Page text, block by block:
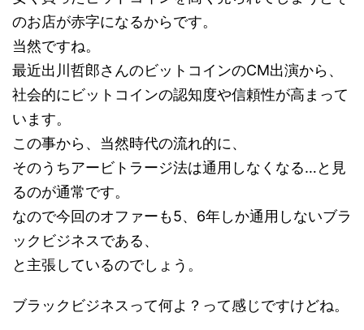
のお店が赤字になるからです。
当然ですね。
最近出川哲郎さんのビットコインのCM出演から、
社会的にビットコインの認知度や信頼性が高まって
います。
この事から、当然時代の流れ的に、
そのうちアービトラージ法は通用しなくなる…と見
るのが通常です。
なので今回のオファーも5、6年しか通用しないブラ
ックビジネスである、
と主張しているのでしょう。
ブラックビジネスって何よ？って感じですけどね。